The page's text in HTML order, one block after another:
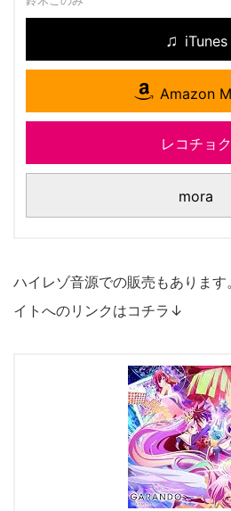
iTunes
Amazon
レコチョク
mora
ハイレゾ音源での販売もありま
イトへのリンクはコチラ↓